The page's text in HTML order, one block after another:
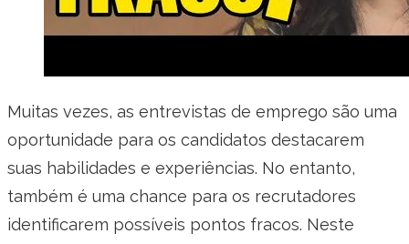
Muitas vezes, as entrevistas de emprego são uma
oportunidade para os candidatos destacarem
suas habilidades e experiências. No entanto,
também é uma chance para os recrutadores
identificarem possíveis pontos fracos. Neste